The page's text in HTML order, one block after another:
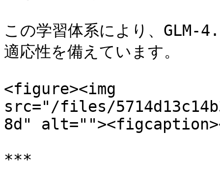
この学習体系により、
適応性を備えています。
<figure><img
src="/files/
8d"
***